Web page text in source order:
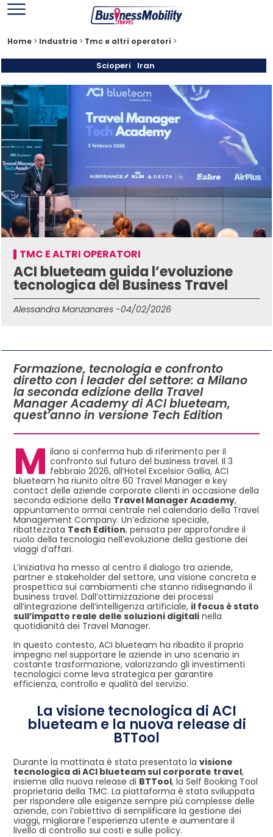
Home > Industria > Tmc e altri operatori >
Scioperi Iran
TMC E ALTRI OPERATORI
ACI blueteam guida l’evoluzione
tecnologica del Business Travel
Alessandra Manzanares -04/02/2026
Formazione, tecnologia e confronto
diretto con i leader del settore: a Milano
la seconda edizione della Travel
Manager Academy di ACI blueteam,
quest’anno in versione Tech Edition
M ilano si conferma hub di riferimento per il
confronto sul futuro del business travel. Il 3
febbraio 2026, all’Hotel Excelsior Gallia, ACI
blueteam ha riunito oltre 60 Travel Manager e key
contact delle aziende corporate clienti in occasione della
seconda edizione della Travel Manager Academy,
appuntamento ormai centrale nel calendario della Travel
Management Company. Un’edizione speciale,
ribattezzata Tech Edition, pensata per approfondire il
ruolo della tecnologia nell’evoluzione della gestione dei
viaggi d’affari.
L’iniziativa ha messo al centro il dialogo tra aziende,
partner e stakeholder del settore, una visione concreta e
prospettica sui cambiamenti che stanno ridisegnando il
business travel. Dall’ottimizzazione dei processi
all’integrazione dell’intelligenza artificiale, il focus è stato
sull’impatto reale delle soluzioni digitali nella
quotidianità dei Travel Manager.
In questo contesto, ACI blueteam ha ribadito il proprio
impegno nel supportare le aziende in uno scenario in
costante trasformazione, valorizzando gli investimenti
tecnologici come leva strategica per garantire
efficienza, controllo e qualità del servizio.
La visione tecnologica di ACI
blueteam e la nuova release di
BTTool
Durante la mattinata è stata presentata la visione
tecnologica di ACI blueteam sul corporate travel,
insieme alla nuova release di BTTool, la Self Booking Tool
proprietaria della TMC. La piattaforma è stata sviluppata
per rispondere alle esigenze sempre più complesse delle
aziende, con l’obiettivo di semplificare la gestione dei
viaggi, migliorare l’esperienza utente e aumentare il
livello di controllo sui costi e sulle policy.